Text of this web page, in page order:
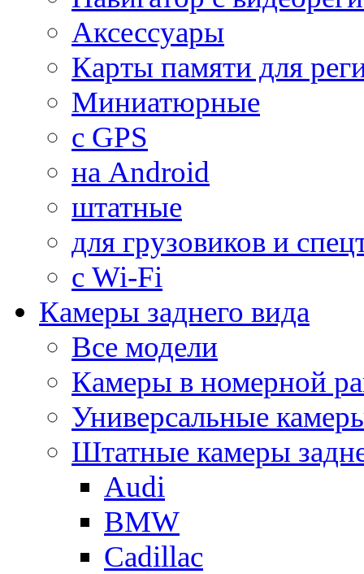
Аксессуары
Карты памяти для
Миниатюрные
с GPS
на Android
штатные
для грузовиков и
с Wi-Fi
Камеры заднего вида
Все модели
Камеры в номерной
Универсальные
Штатные камеры
Audi
BMW
Cadillac